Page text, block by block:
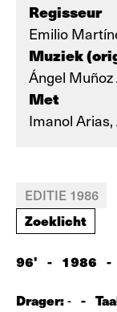
Regisseur
Emilio
Muziek
Ángel Muñoz
Met
Imanol
EDITIE 1986
Zoeklicht
96' - 1986 -
Drager:- -